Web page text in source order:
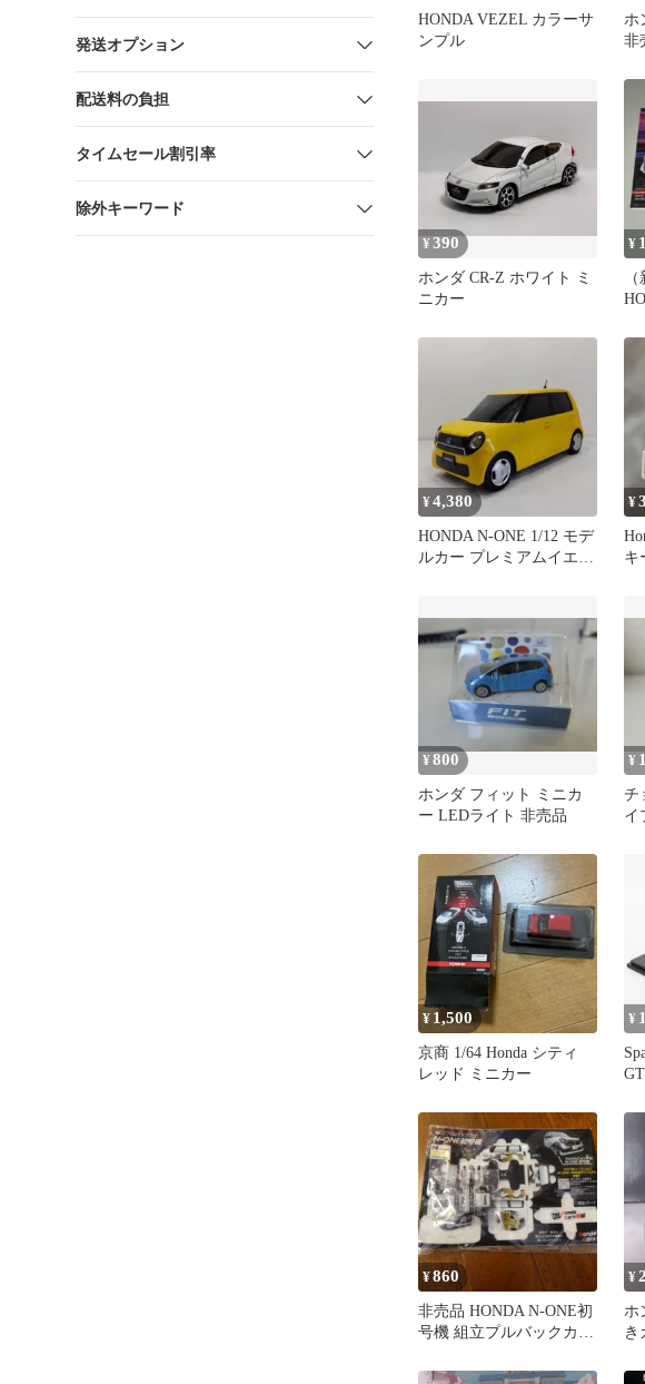
発送オプション
配送料の負担
タイムセール割引率
除外キーワード
HONDA VEZEL カラーサ
ンプル
ホ
非
ー
¥390
ホンダ CR-Z ホワイト ミ
ニカー
¥
¥4,380
HONDA N-ONE 1/12 モデ
ルカー プレミアムイエロ
¥
キ
¥800
ホンダ フィット ミニカ
ー LEDライト 非売品
¥
チ
イ
¥ 1,500
京商 1/64 Honda シティ
レッド ミニカー
¥
¥860
非売品 HONDA N-ONE初
号機 組立プルバックカー
¥
ホ
き